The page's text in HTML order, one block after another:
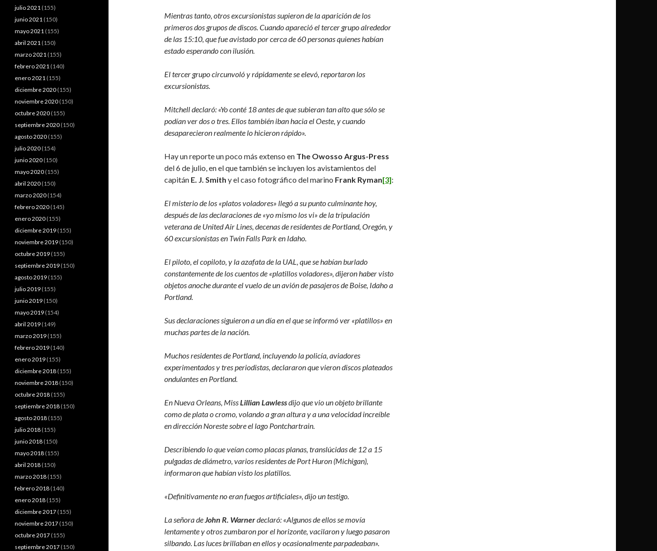
Mientras tanto, otros excursionistas supieron de la aparición de los
primeros dos grupos de discos. Cuando apareció el tercer grupo alrededor
de las 15:10, que fue avistado por cerca de 60 personas quienes habían
estado esperando con ilusión.
El tercer grupo circunvoló y rápidamente se elevó, reportaron los
excursionistas.
Mitchell declaró: «Yo conté 18 antes de que subieran tan alto que sólo se
podían ver dos o tres. Ellos también iban hacia el Oeste, y cuando
desaparecieron realmente lo hicieron rápido».
Hay un reporte un poco más extenso en The Owosso Argus-Press
del 6 de julio, en el que también se incluyen los avistamientos del
capitán E. J. Smith y el caso fotográfico del marino Frank Ryman[3]:
El misterio de los «platos voladores» llegó a su punto culminante hoy,
después de las declaraciones de «yo mismo los vi» de la tripulación
veterana de United Air Lines, decenas de residentes de Portland, Oregón, y
60 excursionistas en Twin Falls Park en Idaho.
El piloto, el copiloto, y la azafata de la UAL, que se habían burlado
constantemente de los cuentos de «platillos voladores», dijeron haber visto
objetos anoche durante el vuelo de un avión de pasajeros de Boise, Idaho a
Portland.
Sus declaraciones siguieron a un día en el que se informó ver «platillos» en
muchas partes de la nación.
Muchos residentes de Portland, incluyendo la policía, aviadores
experimentados y tres periodistas, declararon que vieron discos plateados
ondulantes en Portland.
En Nueva Orleans, MissLillian Lawlessdijo que vio un objeto brillante
como de plata o cromo, volando a gran altura y a una velocidad increíble
en dirección Noreste sobre el lago Pontchartrain.
Describiendo lo que veían como placas planas, translúcidas de 12 a 15
pulgadas de diámetro, varios residentes de Port Huron (Michigan),
informaron que habían visto los platillos.
«Definitivamente no eran fuegos artificiales», dijo un testigo.
La señora deJohn R. Warnerdeclaró: «Algunos de ellos se movía
lentamente y otros zumbaron por el horizonte, vacilaron y luego pasaron
silbando. Las luces brillaban en ellos y ocasionalmente parpadeaban».
julio 2021 (155)
junio 2021 (150)
mayo 2021 (155)
abril 2021 (150)
marzo 2021 (155)
febrero 2021 (140)
enero 2021 (155)
diciembre 2020 (155)
noviembre 2020 (150)
octubre 2020 (155)
septiembre 2020 (150)
agosto 2020 (155)
julio 2020 (154)
junio 2020 (150)
mayo 2020 (155)
abril 2020 (150)
marzo 2020 (154)
febrero 2020 (145)
enero 2020 (155)
diciembre 2019 (155)
noviembre 2019 (150)
octubre 2019 (155)
septiembre 2019 (150)
agosto 2019 (155)
julio 2019 (155)
junio 2019 (150)
mayo 2019 (154)
abril 2019 (149)
marzo 2019 (155)
febrero 2019 (140)
enero 2019 (155)
diciembre 2018 (155)
noviembre 2018 (150)
octubre 2018 (155)
septiembre 2018 (150)
agosto 2018 (155)
julio 2018 (155)
junio 2018 (150)
mayo 2018 (155)
abril 2018 (150)
marzo 2018 (155)
febrero 2018 (140)
enero 2018 (155)
diciembre 2017 (155)
noviembre 2017 (150)
octubre 2017 (155)
septiembre 2017 (150)